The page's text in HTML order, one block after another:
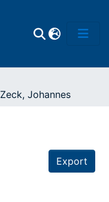
Zeck, Johannes
Export